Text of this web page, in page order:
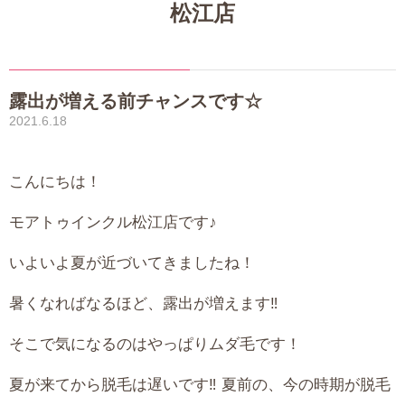
松江店
露出が増える前チャンスです☆
2021.6.18
こんにちは！
モアトゥインクル松江店です♪
いよいよ夏が近づいてきましたね！
暑くなればなるほど、露出が増えます‼︎
そこで気になるのはやっぱりムダ毛です！
夏が来てから脱毛は遅いです‼️ 夏前の、今の時期が脱毛